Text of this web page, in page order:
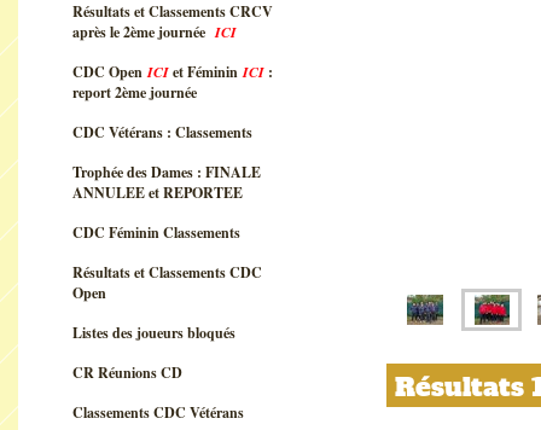
Résultats et Classements CRCV
après le 2ème journée ICI
CDC OpenICIet FémininICI :
report 2ème journée
CDC Vétérans : Classements
Trophée des Dames : FINALE
ANNULEE et REPORTEE
CDC Féminin Classements
Résultats et Classements CDC
Open
Listes des joueurs bloqués
CR Réunions CD
Classements CDC Vétérans
Résultats